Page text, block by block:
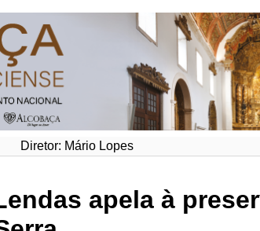
Diretor: Mário Lopes
apela à